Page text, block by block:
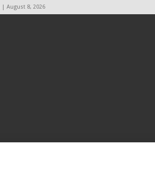
| August 8, 2026